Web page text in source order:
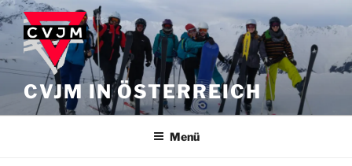
Zum
Inhalt
springen
CVJM IN ÖSTERREICH
Menü